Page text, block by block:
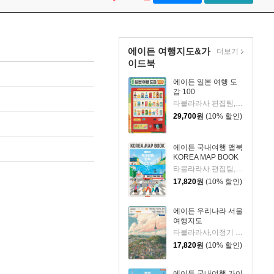
에이든 여행지도&가
이드북
에이든 일본 여행 도
감 100
타블라라사 편집팀,이정기 공저
29,700원 (10% 할인)
에이든 국내여행 맵북
KOREA MAP BOOK
타블라라사 편집팀,이정기 공저
17,820원 (10% 할인)
에이든 우리나라 서울
여행지도
타블라라사,이정기 공저
17,820원 (10% 할인)
더보기